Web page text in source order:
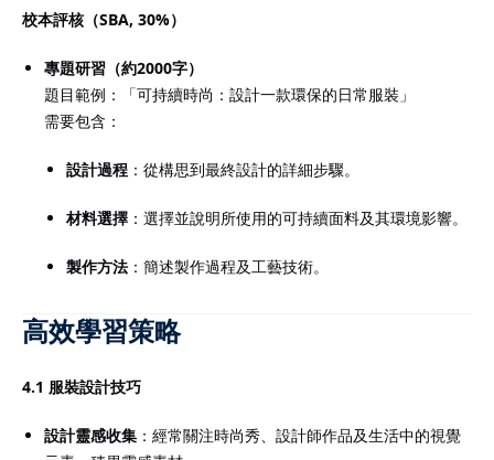
校本評核（SBA, 30%）
專題研習（約2000字）
題目範例：「可持續時尚：設計一款環保的日常服裝」
需要包含：
設計過程 ：從構思到最終設計的詳細步驟。
材料選擇 ：選擇並說明所使用的可持續面料及其環境影響。
製作方法 ：簡述製作過程及工藝技術。
高效學習策略
4.1 服裝設計技巧
設計靈感收集 ：經常關注時尚秀、設計師作品及生活中的視覺